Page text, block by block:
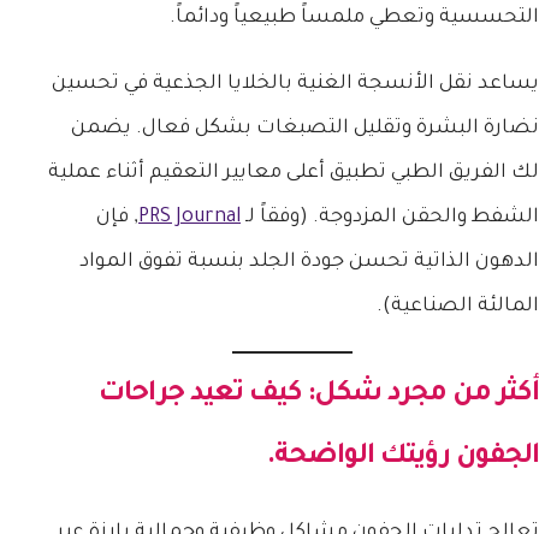
التحسسية وتعطي ملمساً طبيعياً ودائماً.
يساعد نقل الأنسجة الغنية بالخلايا الجذعية في تحسين
نضارة البشرة وتقليل التصبغات بشكل فعال. يضمن
لك الفريق الطبي تطبيق أعلى معايير التعقيم أثناء عملية
الشفط والحقن المزدوجة. (وفقاً لـ PRS Journal, فإن
الدهون الذاتية تحسن جودة الجلد بنسبة تفوق المواد
المالئة الصناعية).
أكثر من مجرد شكل: كيف تعيد جراحات
الجفون رؤيتك الواضحة.